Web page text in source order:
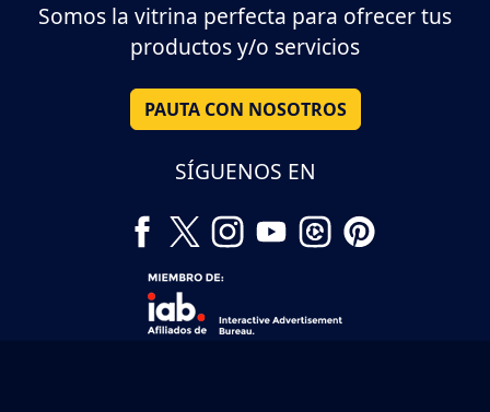
Somos la vitrina perfecta para ofrecer tus
productos y/o servicios
PAUTA CON NOSOTROS
SÍGUENOS EN